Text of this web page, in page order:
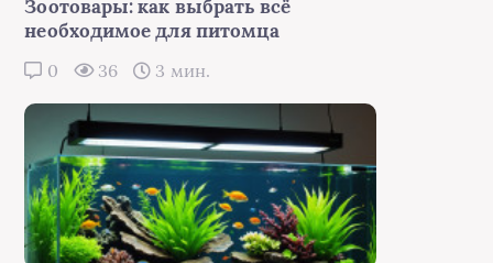
Зоотовары: как выбрать всё
необходимое для питомца
0 36 3 мин.